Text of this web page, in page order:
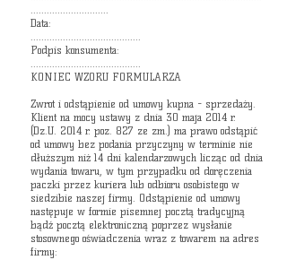
.............................
Data:
.........................................
Podpis konsumenta:
.........................................
KONIEC WZORU FORMULARZA
Zwrot i odstąpienie od umowy kupna - sprzedaży.
Klient na mocy ustawy z dnia 30 maja 2014 r.
(Dz.U. 2014 r. poz. 827 ze zm.) ma prawo odstąpić
od umowy bez podania przyczyny w terminie nie
dłuższym niż 14 dni kalendarzowych licząc od dnia
wydania towaru, w tym przypadku od doręczenia
paczki przez kuriera lub odbioru osobistego w
siedzibie naszej firmy. Odstąpienie od umowy
następuje w formie pisemnej pocztą tradycyjną
bądź pocztą elektroniczną poprzez wysłanie
stosownego oświadczenia wraz z towarem na adres
firmy: